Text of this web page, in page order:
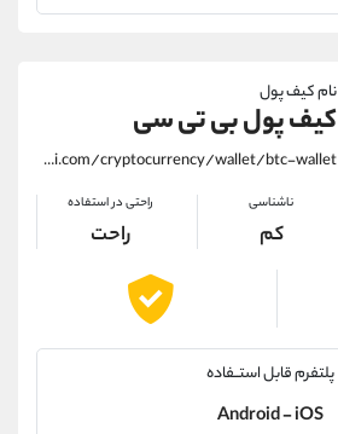
نام کیف پول
کیف پول بی تی سی
https://alirezamehrabi.com/cryptocurrency/wallet/btc-wallet
ناشناسی
کم
راحتی در استفاده
راحت
پلتفرم قابل استــفاده
Android - iOS